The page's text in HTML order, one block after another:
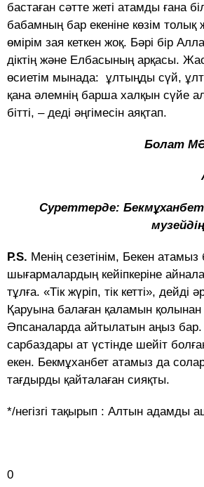
бас­таған сәтте жеті атамды ғана
бабамның бар екеніне көзім толық
өмірім зая кеткен жоқ. Бәрі бір
діктің және Елбасының арқа­сы.
өсиетім мынада: ұлтыңды сүй,
қана әлемнің барша халқын сүйе
бітті, – деді әңгімесін аяқтап.
Болат
Суреттерде:
Р.S. Менің сезетінім, Бекен
шы­ғар­­малардың кейіпкеріне
тұлға. «Тік­ жүріп, тік кетті», дейді
Қаруына балаған қала­мын
Әпса­наларда айтылатын аңыз
сарбаздары ат үстінде шейіт
екен. Бекмұханбет атамыз да
тағдырды қайталаған сияқты.
*/негізгі тақырып : Алтын адамды
0